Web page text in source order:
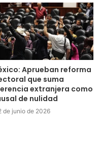
Aprueban reforma
que suma
extranjera como
de nulidad
de junio de 2026